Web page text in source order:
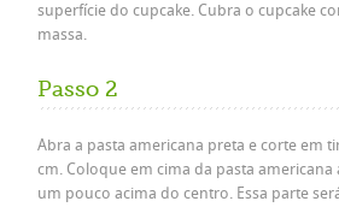
superfície do cupcake. Cubra o cupcake
massa.
Passo 2
Abra a pasta americana preta e corte em
cm. Coloque em cima da pasta americana
um pouco acima do centro. Essa parte